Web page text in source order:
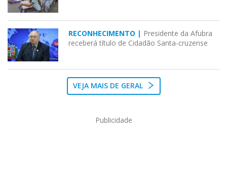
RECONHECIMENTO | Presidente da Afubra
receberá título de Cidadão Santa-cruzense
VEJA MAIS DE GERAL
Publicidade